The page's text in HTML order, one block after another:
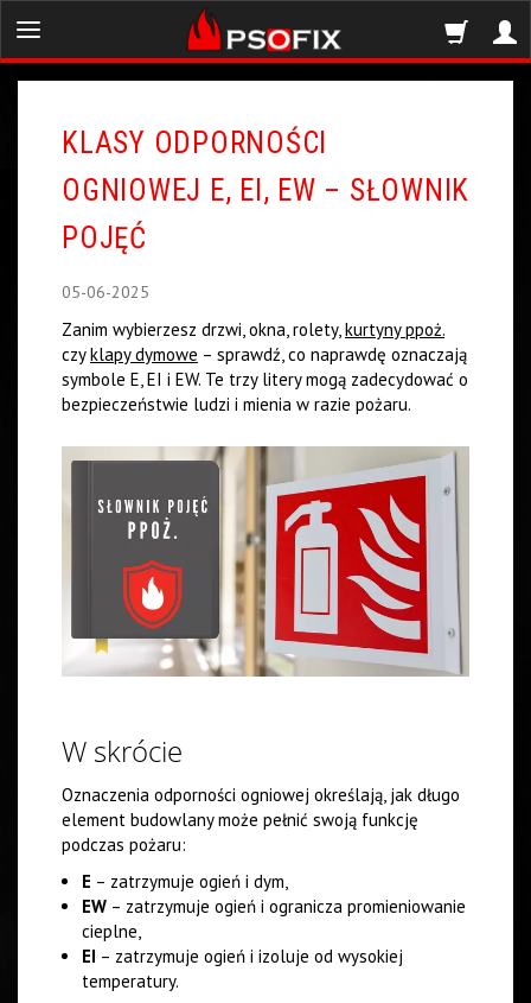
KLASY ODPORNOŚCI
OGNIOWEJ E, EI, EW – SŁOWNIK
POJĘĆ
05-06-2025
Zanim wybierzesz drzwi, okna, rolety,kurtyny ppoż.
czyklapy dymowe – sprawdź, co naprawdę oznaczają
symbole E, EI i EW. Te trzy litery mogą zadecydować o
bezpieczeństwie ludzi i mienia w razie pożaru.
W skrócie
Oznaczenia odporności ogniowej określają, jak długo
element budowlany może pełnić swoją funkcję
podczas pożaru:
E – zatrzymuje ogień i dym,
EW – zatrzymuje ogień i ogranicza promieniowanie
cieplne,
EI – zatrzymuje ogień i izoluje od wysokiej
temperatury.